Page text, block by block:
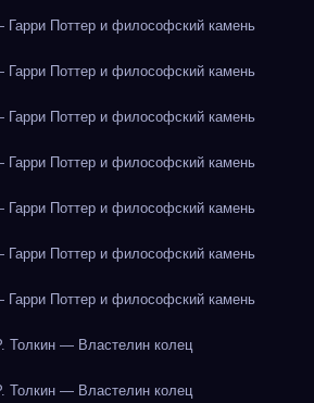
Поттер и философский камень
Поттер и философский камень
Поттер и философский камень
Поттер и философский камень
Поттер и философский камень
Поттер и философский камень
Поттер и философский камень
Толкин — Властелин колец
Толкин — Властелин колец